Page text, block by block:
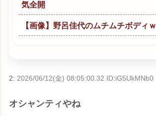
気全開
【画像】野呂佳代のムチムチボディｗ
2: 2026/06/12(金) 08:05:00.32 ID:iG5UkMNb0
オシャンティやね